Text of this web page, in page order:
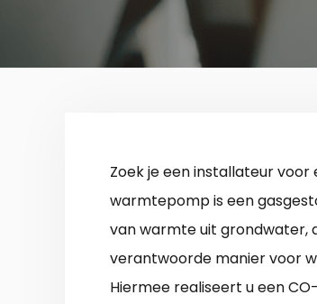
Zoek je een installateur voor
warmtepomp is een
van warmte uit grondwater,
verantwoorde manier voor
Hiermee realiseert u een